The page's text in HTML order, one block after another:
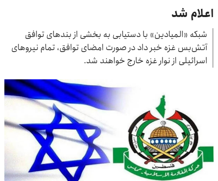
اعلام شد
شبکه «المیادین» با دستیابی به بخشی از بندهای توافق
آتش‌بس غزه خبر داد در صورت امضای توافق، تمام نیروهای
اسرائیلی از نوار غزه خارج خواهند شد.